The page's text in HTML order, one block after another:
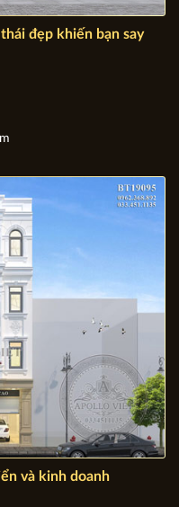
đẹp khiến bạn say